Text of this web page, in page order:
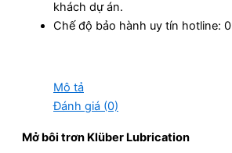
khách dự án.
Chế độ bảo hành uy tín hotline:
Mô tả
Đánh giá (0)
Mở bôi trơn Klüber Lubrication